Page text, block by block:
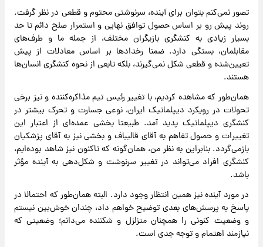
تصور نمی‌کنم بتوان برای آینده، سرنوشتی محتوم و قطعی در نظر گرفت.
روند پیش رو بر اساس حصول توافق نهایی و استمرار صلح دائم تا حد
بسیار زیادی به کنشگری بازیگران مختلف، از جمله ما و طرف‌های
مقابلمان، بستگی دارد. ضمنا رخدادها بر اساس معادلات از پیش
تعیین‌شده و قطعی شکل نمی‌گیرند، بلکه تابعی از نحوه کنشگری انسان‌ها
هستند.
همان‌طور که مشاهده کردیم، با تغییر رئیس تیم مذاکره‌کننده و نیز برخی
تحولات در رویکرد دیپلماتیک ایران، نوعی جسارت و تحرک بیشتر در
کنشگری دیپلماتیک پدید آمد. طبیعتا بخشی عمده‌ای از اعتبار این
تغییرات و حصول تفاهم به آقای قالیباف و بخشی نیز به آقای پزشکیان
بازمی‌گردد. بنابراین به نظر من، همان‌گونه که تاکنون نیز شاهد بوده‌ایم،
کنشگری افراد می‌تواند در تغییر سرنوشت و شکل‌دهی به آینده مؤثر
باشد.
در مورد آینده نیز همین انتظار وجود دارد. البته همان‌طور که احتمالا در
پاسخ به پرسش‌های بعدی توضیح خواهم داد، چندان خوش‌بین نیستم
و وضعیت کنونی را همچنان متزلزل و شکننده می‌دانم؛ وضعیتی که
نیازمند اهتمام و توجه جدی است.